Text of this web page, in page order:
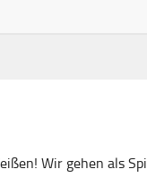
Wir gehen als